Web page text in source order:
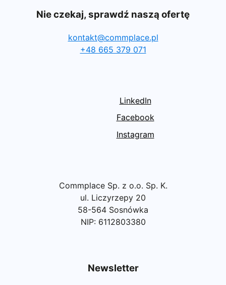
Nie czekaj, sprawdź naszą ofertę
kontakt@commplace.pl
+48 665 379 071
LinkedIn
Facebook
Instagram
Commplace Sp. z o.o. Sp. K.
ul. Liczyrzepy 20
58-564 Sosnówka
NIP: 6112803380
Newsletter